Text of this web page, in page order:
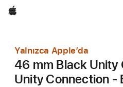
wzlhp
Yalnızca Apple’da
46 mm Black Unity
Unity Connection -